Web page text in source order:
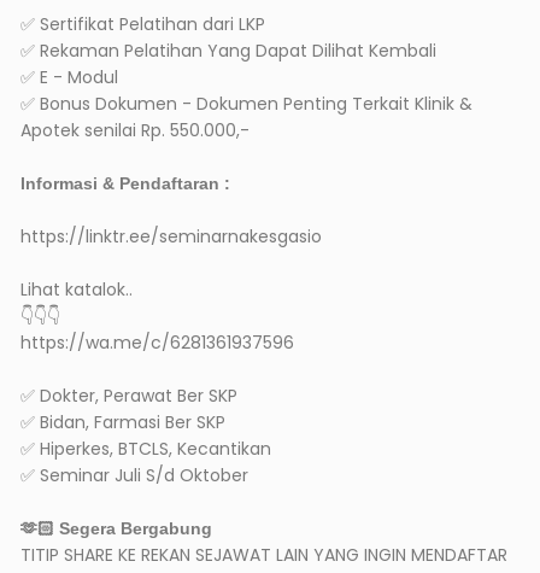
✅ Sertifikat Pelatihan dari LKP
✅ Rekaman Pelatihan Yang Dapat Dilihat Kembali
✅ E - Modul
✅ Bonus Dokumen - Dokumen Penting Terkait Klinik &
Apotek senilai Rp. 550.000,-
Informasi & Pendaftaran :
https://linktr.ee/seminarnakesgasio
Lihat katalok..
👇👇👇
https://wa.me/c/6281361937596
✅ Dokter, Perawat Ber SKP
✅ Bidan, Farmasi Ber SKP
✅ Hiperkes, BTCLS, Kecantikan
✅ Seminar Juli S/d Oktober
🫶🏻 Segera Bergabung
TITIP SHARE KE REKAN SEJAWAT LAIN YANG INGIN MENDAFTAR